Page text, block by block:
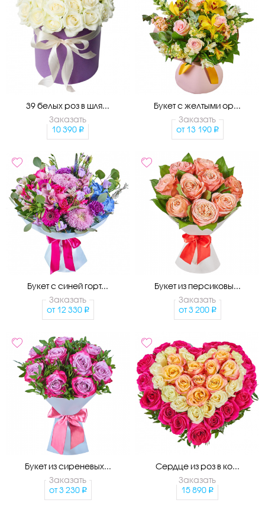
39 белых роз в шля...
Заказать
10 390
Букет с желтыми ор...
Заказать
от 13 190
Букет с синей горт...
Заказать
от 12 330
Букет из персиковы...
Заказать
от 3 200
Букет из сиреневых...
Заказать
от 3 230
Сердце из роз в ко...
Заказать
15 890